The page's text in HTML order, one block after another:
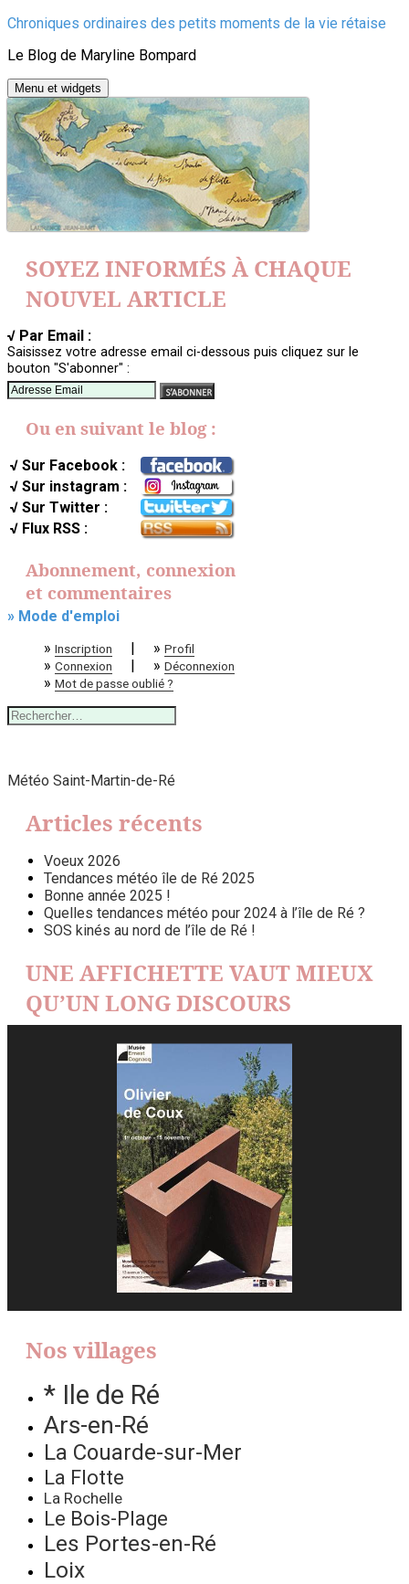
Aller
contenu
Chroniques ordinaires des petits moments de la vie rétaise
Le Blog de Maryline Bompard
Menu et widgets
SOYEZ INFORMÉS À CHAQUE
NOUVEL ARTICLE
√ Par Email :
Saisissez votre adresse email ci-dessous puis cliquez sur le
bouton "S'abonner" :
Ou en suivant le blog :
√ Sur Facebook :
√ Sur instagram :
√ Sur Twitter :
√ Flux RSS :
Abonnement, connexion
et commentaires
» Mode d'emploi
» Inscription | » Profil
» Connexion | » Déconnexion
» Mot de passe oublié ?
Rechercher :
Météo Saint-Martin-de-Ré
Articles récents
Voeux 2026
Tendances météo île de Ré 2025
Bonne année 2025 !
Quelles tendances météo pour 2024 à l’île de Ré ?
SOS kinés au nord de l’île de Ré !
UNE AFFICHETTE VAUT MIEUX
QU’UN LONG DISCOURS
Nos villages
* Ile de Ré
Ars-en-Ré
La Couarde-sur-Mer
La Flotte
La Rochelle
Le Bois-Plage
Les Portes-en-Ré
Loix